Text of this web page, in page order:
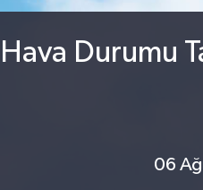
Durumu
06